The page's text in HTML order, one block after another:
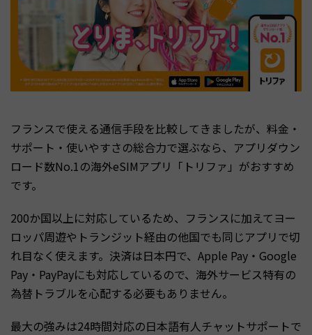
フランスで使える通信手段を比較してきましたが、料金・
サポート・使いやすさの総合力で選ぶなら、アプリダウン
ロード数No.1の海外eSIMアプリ「トリファ」がおすすめ
です。
200か国以上に対応しているため、フランスに加えてヨー
ロッパ周遊やトランジット経由の他国でも同じアプリで切
れ目なく使えます。決済は日本円で、Apple Pay・Google
Pay・PayPayにも対応しているので、海外サービス特有の
為替トラブルを心配する必要もありません。
最大の強みは24時間対応の日本語有人チャットサポートで